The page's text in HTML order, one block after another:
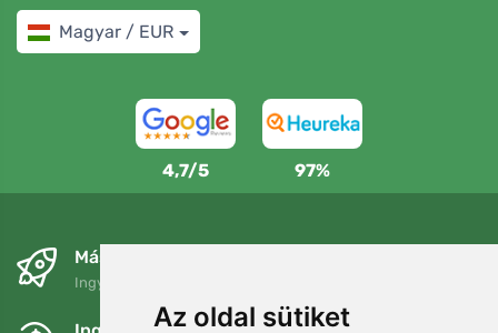
Az oldal sütiket
Magyar / EUR
4,7/5 97%
Másnapra és ingyenesen
Ingyenes szállítás a következő összeg felett: 80 EUR